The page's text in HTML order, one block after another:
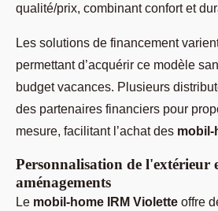
qualité/prix, combinant confort et
Les solutions de financement
permettant d’acquérir ce modèle
budget vacances. Plusieurs
des partenaires financiers pour
mesure, facilitant l’achat des mobil-
Personnalisation de l'extérieur
aménagements
Le mobil-home IRM Violette offre